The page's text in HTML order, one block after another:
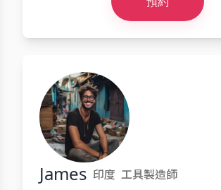
James 印度 工具製造師